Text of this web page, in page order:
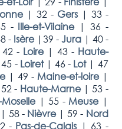
| 32 - Gers | 33 -
- Ille-et-Vilaine | 36 -
- Isère | 39 -Jura | 40 -
42 - Loire | 43 - Haute-
45 - Loiret |46 - Lot | 47
| 49 - Maine-et-loire |
52 - Haute-Marne |53 -
|55 - Meuse |
| 58 - Nièvre |59 - Nord
- Pas-de-Calais | 63 -